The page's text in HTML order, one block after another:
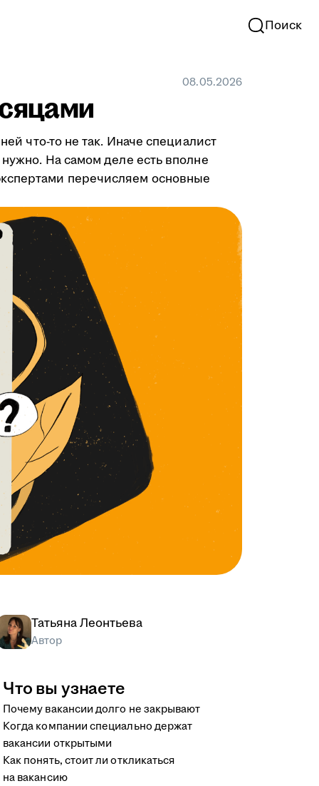
Поиск
08.05.2026
что-то не так. Иначе специалист
На самом деле есть вполне
перечисляем основные
Татьяна Леонтьева
Автор
Что вы узнаете
Почему вакансии долго не закрывают
Когда компании специально держат
вакансии открытыми
Как понять, стоит ли откликаться
на вакансию